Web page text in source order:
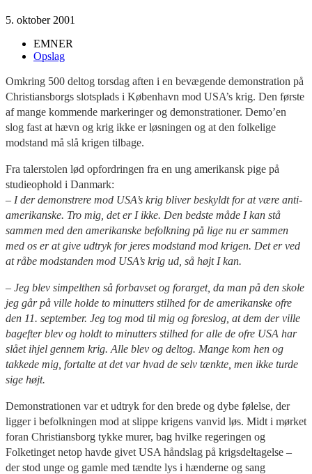
5. oktober 2001
EMNER
Opslag
Omkring 500 deltog torsdag aften i en bevægende demonstration på
Christiansborgs slotsplads i København mod USA’s krig. Den første
af mange kommende markeringer og demonstrationer. Demo’en
slog fast at hævn og krig ikke er løsningen og at den folkelige
modstand må slå krigen tilbage.
Fra talerstolen lød opfordringen fra en ung amerikansk pige på
studieophold i Danmark:
– I der demonstrere mod USA’s krig bliver beskyldt for at være anti-
amerikanske. Tro mig, det er I ikke. Den bedste måde I kan stå
sammen med den amerikanske befolkning på lige nu er sammen
med os er at give udtryk for jeres modstand mod krigen. Det er ved
at råbe modstanden mod USA’s krig ud, så højt I kan.
– Jeg blev simpelthen så forbavset og forarget, da man på den skole
jeg går på ville holde to minutters stilhed for de amerikanske ofre
den 11. september. Jeg tog mod til mig og foreslog, at dem der ville
bagefter blev og holdt to minutters stilhed for alle de ofre USA har
slået ihjel gennem krig. Alle blev og deltog. Mange kom hen og
takkede mig, fortalte at det var hvad de selv tænkte, men ikke turde
sige højt.
Demonstrationen var et udtryk for den brede og dybe følelse, der
ligger i befolkningen mod at slippe krigens vanvid løs. Midt i mørket
foran Christiansborg tykke murer, bag hvilke regeringen og
Folketinget netop havde givet USA håndslag på krigsdeltagelse –
der stod unge og gamle med tændte lys i hænderne og sang